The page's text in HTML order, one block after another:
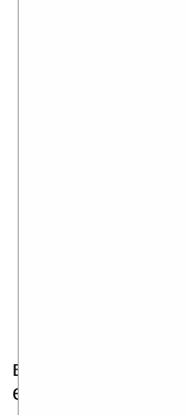
В случае
всему миру, в
европейских